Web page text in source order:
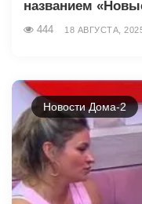
названием
444 18 АВГУСТА,
Новости Дома-2